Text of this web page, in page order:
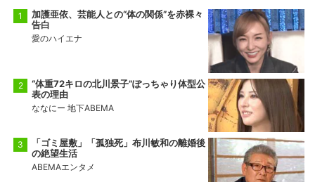
加護亜依、芸能人との“体の関係”を赤裸々
告白
愛のハイエナ
“体重72キロの北川景子”ぽっちゃり体型公
表の理由
ななにー 地下ABEMA
「ゴミ屋敷」「孤独死」布川敏和の離婚後
の絶望生活
ABEMAエンタメ